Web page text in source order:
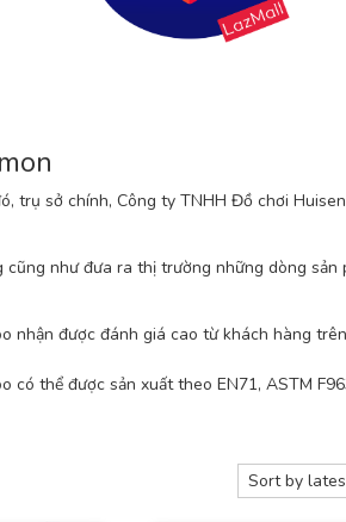
trụ sở chính, Công ty TNHH Đồ chơi
như đưa ra thị trường những dòng sản
nhận được đánh giá cao từ khách hàng
có thể được sản xuất theo EN71, ASTM